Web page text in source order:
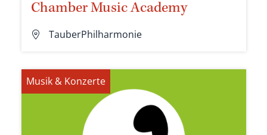
Chamber Music Academy
TauberPhilharmonie
Musik & Konzerte